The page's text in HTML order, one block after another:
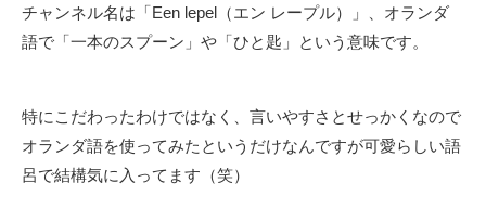
チャンネル名は「Een lepel（エン レープル）」、オランダ
語で「一本のスプーン」や「ひと匙」という意味です。
特にこだわったわけではなく、言いやすさとせっかくなので
オランダ語を使ってみたというだけなんですが可愛らしい語
呂で結構気に入ってます（笑）